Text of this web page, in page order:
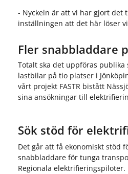
- Nyckeln är att vi har gjort det
inställningen att det här löser
Fler snabbladdare
Totalt ska det uppföras
lastbilar på tio platser i
vårt projekt FASTR bistått
sina ansökningar till
Sök stöd för
Det går att få ekonomiskt stöd
snabbladdare för tunga
Regionala elektrifieringspiloter.